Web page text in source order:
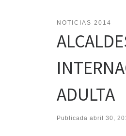
NOTICIAS 2014
ADULTA
Publicada abril 30,